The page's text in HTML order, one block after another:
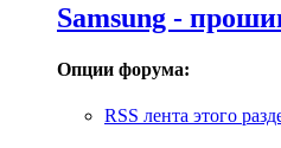
Samsung -
Опции форума:
RSS лента этого